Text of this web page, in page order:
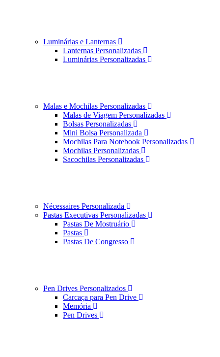
Luminárias e Lanternas
Lanternas Personalizadas
Luminárias Personalizadas
Malas e Mochilas Personalizadas
Malas de Viagem Personalizadas
Bolsas Personalizadas
Mini Bolsa Personalizada
Mochilas Para Notebook Personalizadas
Mochilas Personalizadas
Sacochilas Personalizadas
Nécessaires Personalizada
Pastas Executivas Personalizadas
Pastas De Mostruário
Pastas
Pastas De Congresso
Pen Drives Personalizados
Carcaça para Pen Drive
Memória
Pen Drives